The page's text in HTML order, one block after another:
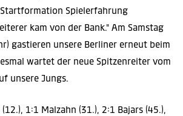
Spielerfahrung
kam von der Bank." Am Samstag
gastieren unsere Berliner erneut beim
wartet der neue Spitzenreiter vom
unsere Jungs.
1:1 Malzahn (31.), 2:1 Bajars (45.),